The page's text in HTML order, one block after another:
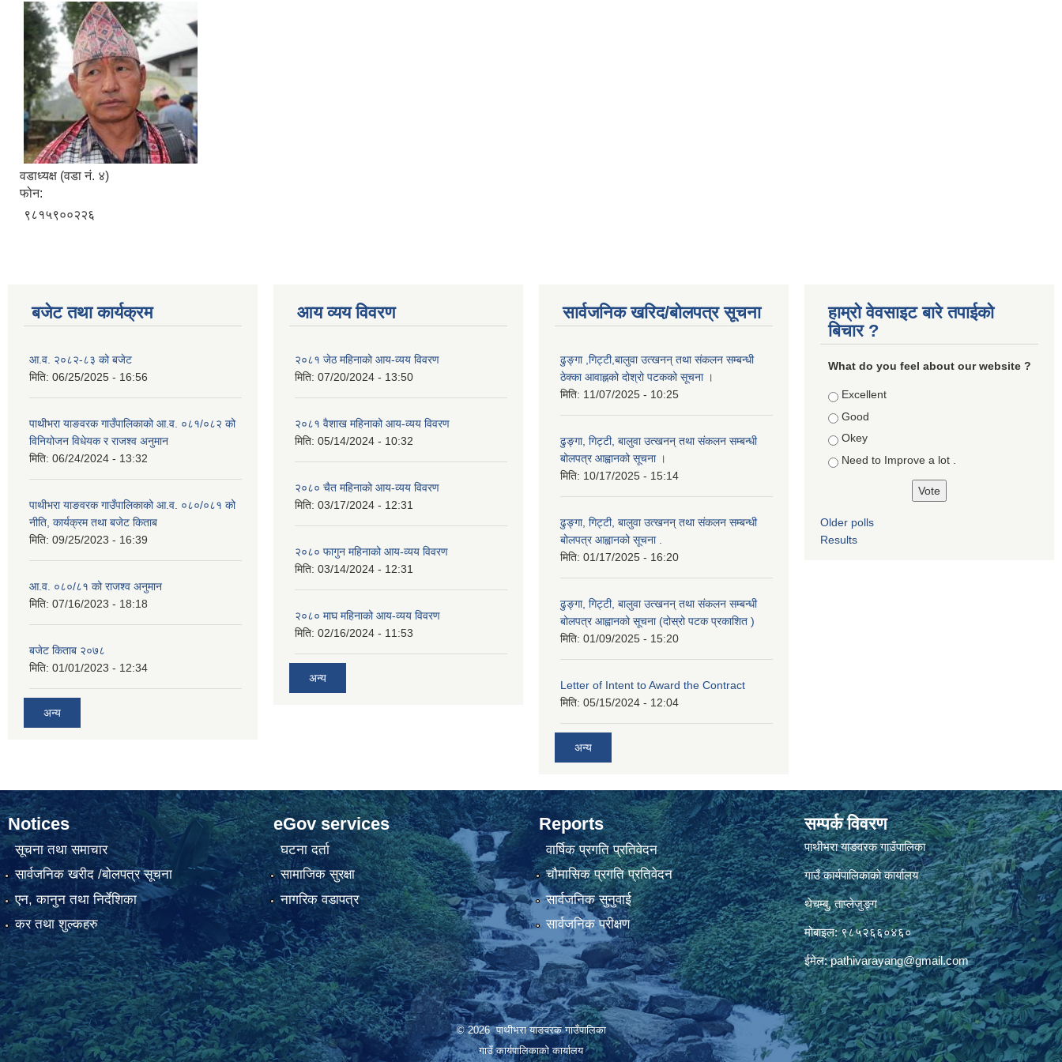
वडाध्यक्ष (वडा नं. ४)
फोन:
९८१५९००२२६
बजेट तथा कार्यक्रम
आ.व. २०८२-८३ को बजेट
मिति: 06/25/2025 - 16:56
पाथीभरा याङवरक गाउँपालिकाको आ.व. ०८१/०८२ को
विनियोजन विधेयक र राजश्व अनुमान
मिति: 06/24/2024 - 13:32
पाथीभरा याङवरक गाउँपालिकाको आ.व. ०८०/०८१ को
नीति, कार्यक्रम तथा बजेट किताब
मिति: 09/25/2023 - 16:39
आ.व. ०८०/८१ को राजश्व अनुमान
मिति: 07/16/2023 - 18:18
बजेट किताब २०७८
मिति: 01/01/2023 - 12:34
अन्य
आय व्यय विवरण
२०८१ जेठ महिनाको आय-व्यय विवरण
मिति: 07/20/2024 - 13:50
२०८१ वैशाख महिनाको आय-व्यय विवरण
मिति: 05/14/2024 - 10:32
२०८० चैत महिनाको आय-व्यय विवरण
मिति: 03/17/2024 - 12:31
२०८० फागुन महिनाको आय-व्यय विवरण
मिति: 03/14/2024 - 12:31
२०८० माघ महिनाको आय-व्यय विवरण
मिति: 02/16/2024 - 11:53
अन्य
सार्वजनिक खरिद/बोलपत्र सूचना
ढुङ्गा ,गिट्टी,बालुवा उत्खनन् तथा संकलन सम्बन्धी
ठेक्का आवाह्नको दोश्रो पटकको सूचना ।
मिति: 11/07/2025 - 10:25
ढुङ्गा, गिट्टी, बालुवा उत्खनन् तथा संकलन सम्बन्धी
बोलपत्र आह्वानको सूचना ।
मिति: 10/17/2025 - 15:14
ढुङ्गा, गिट्टी, बालुवा उत्खनन् तथा संकलन सम्बन्धी
बोलपत्र आह्वानको सूचना .
मिति: 01/17/2025 - 16:20
ढुङ्गा, गिट्टी, बालुवा उत्खनन् तथा संकलन सम्बन्धी
बोलपत्र आह्वानको सूचना (दोस्रो पटक प्रकाशित )
मिति: 01/09/2025 - 15:20
Letter of Intent to Award the Contract
मिति: 05/15/2024 - 12:04
अन्य
हाम्रो वेवसाइट बारे तपाईको
बिचार ?
What do you feel about our website ?
Choices
Excellent
Good
Okey
Need to Improve a lot .
Older polls
Results
Notices
सूचना तथा समाचार
सार्वजनिक खरीद /बोलपत्र सूचना
एन, कानुन तथा निर्देशिका
कर तथा शुल्कहरु
eGov services
घटना दर्ता
सामाजिक सुरक्षा
नागरिक वडापत्र
Reports
वार्षिक प्रगति प्रतिवेदन
चौमासिक प्रगति प्रतिवेदन
सार्वजनिक सुनुवाई
सार्वजनिक परीक्षण
सम्पर्क विवरण
पाथीभरा याङवरक गाउँपालिका
गाउँ कार्यपालिकाको कार्यालय
थेचम्बु, ताप्लेजुङ्ग
मोबाइल: ९८५२६६०४६०
ईमेल:pathivarayang@gmail.com
© 2026 पाथीभरा याङवरक गाउँपालिका
गाउँ कार्यपालिकाको कार्यालय